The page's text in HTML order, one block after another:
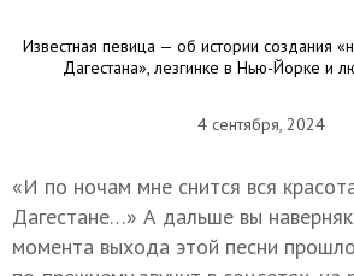
Известная певица — об истории создания
Дагестана», лезгинке в Нью-Йорке и
4 сентября, 2024
«И по ночам мне снится вся
Дагестане…» А дальше вы
момента выхода этой песни